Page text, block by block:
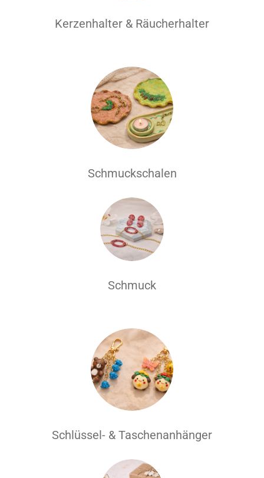
Kerzenhalter & Räucherhalter
Schmuckschalen
Schmuck
Schlüssel- & Taschenanhänger